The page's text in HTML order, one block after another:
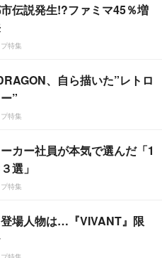
伝説発生!?ファミマ45％増
特集
、自ら描いた”レトロ
”
特集
カー社員が本気で選んだ「1
選」
特集
場人物は…『VIVANT』限